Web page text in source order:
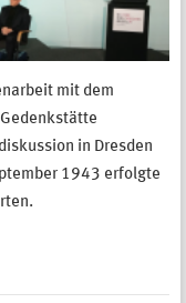
mit dem
in Dresden
1943 erfolgte